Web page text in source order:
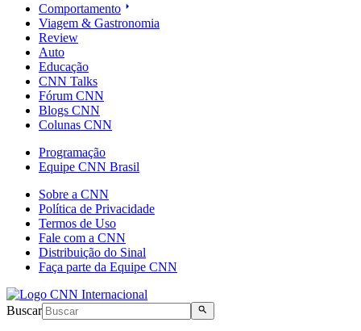
Comportamento
Viagem & Gastronomia
Review
Auto
Educação
CNN Talks
Fórum CNN
Blogs CNN
Colunas CNN
Programação
Equipe CNN Brasil
Sobre a CNN
Política de Privacidade
Termos de Uso
Fale com a CNN
Distribuição do Sinal
Faça parte da Equipe CNN
Buscar